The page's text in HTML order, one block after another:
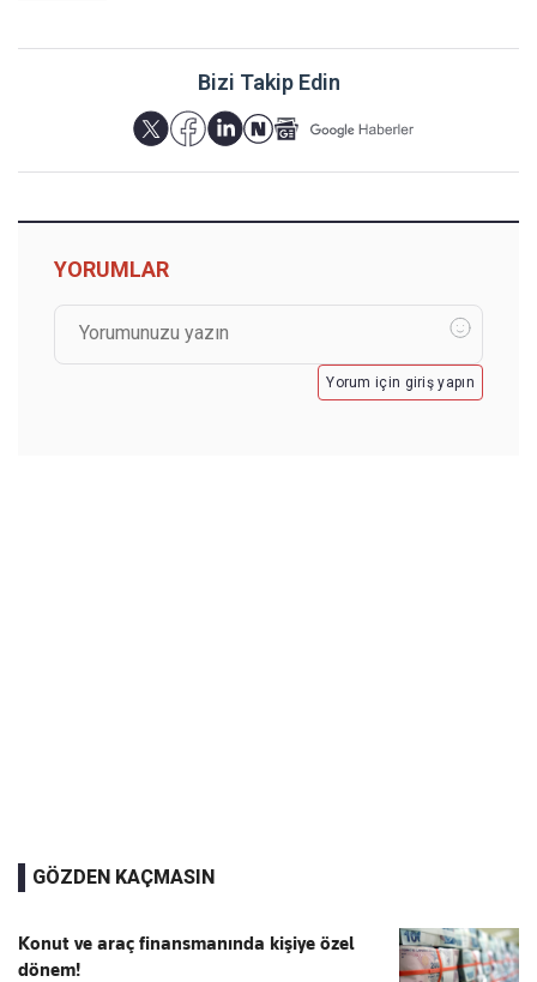
Bizi Takip Edin
YORUMLAR
Yorum için giriş yapın
GÖZDEN KAÇMASIN
Konut ve araç finansmanında kişiye özel
dönem!